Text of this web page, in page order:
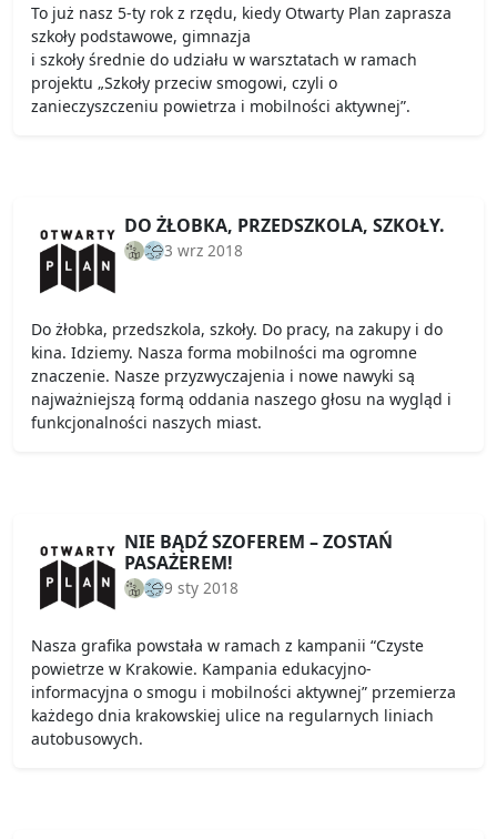
To już nasz 5-ty rok z rzędu, kiedy Otwarty Plan zaprasza
szkoły podstawowe, gimnazja
i szkoły średnie do udziału w warsztatach w ramach
projektu „Szkoły przeciw smogowi, czyli o
zanieczyszczeniu powietrza i mobilności aktywnej”.
DO ŻŁOBKA, PRZEDSZKOLA, SZKOŁY.
3 wrz 2018
Do żłobka, przedszkola, szkoły. Do pracy, na zakupy i do
kina. Idziemy. Nasza forma mobilności ma ogromne
znaczenie. Nasze przyzwyczajenia i nowe nawyki są
najważniejszą formą oddania naszego głosu na wygląd i
funkcjonalności naszych miast.
NIE BĄDŹ SZOFEREM – ZOSTAŃ
PASAŻEREM!
9 sty 2018
Nasza grafika powstała w ramach z kampanii “Czyste
powietrze w Krakowie. Kampania edukacyjno-
informacyjna o smogu i mobilności aktywnej” przemierza
każdego dnia krakowskiej ulice na regularnych liniach
autobusowych.